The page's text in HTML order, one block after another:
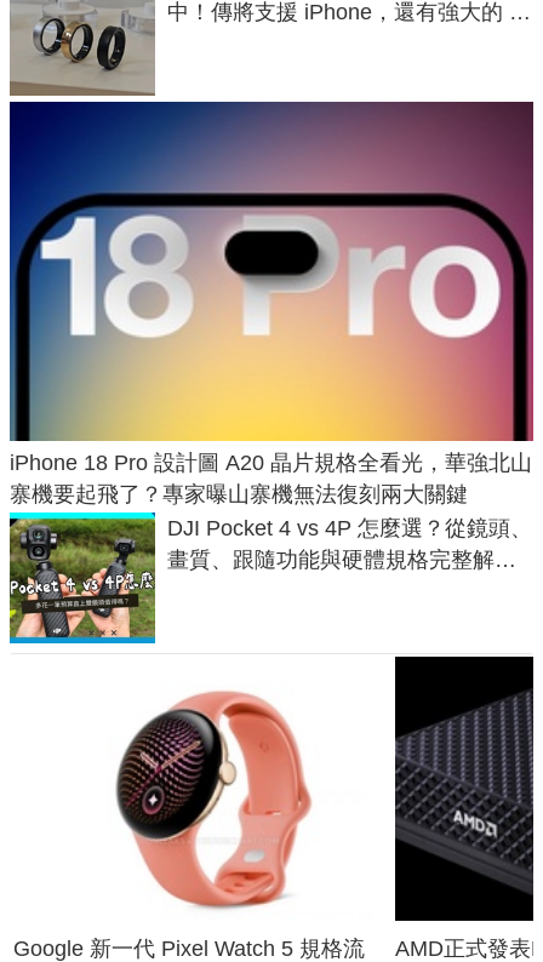
中！傳將支援 iPhone，還有強大的 AI
iPhone 18 Pro 設計圖 A20 晶片規格全看光，華強北山
寨機要起飛了？專家曝山寨機無法復刻兩大關鍵
DJI Pocket 4 vs 4P 怎麼選？從鏡頭、
畫質、跟隨功能與硬體規格完整解
Google 新一代 Pixel Watch 5 規格流
AMD正式發表